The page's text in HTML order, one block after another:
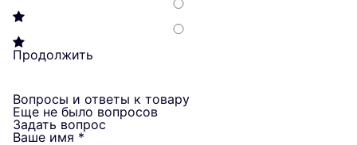
Продолжить
Вопросы и ответы к товару
Еще не было вопросов
Задать вопрос
Ваше имя *